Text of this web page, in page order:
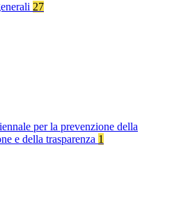
27
per la prevenzione della
e della trasparenza 1